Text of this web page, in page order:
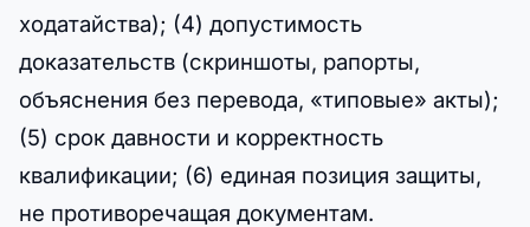
ходатайства); (4) допустимость
доказательств (скриншоты, рапорты,
объяснения без перевода, «типовые» акты);
(5) срок давности и корректность
квалификации; (6) единая позиция защиты,
не противоречащая документам.